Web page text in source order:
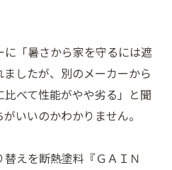
「暑さから家を守るには遮
したが、別のメーカーから
べて性能がやや劣る」と聞
いいのかわかりません。
えを断熱塗料『ＧＡＩＮ